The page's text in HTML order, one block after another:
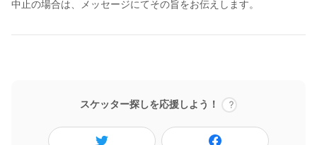
中止の場合は、メッセージにてその旨をお伝えします。
スケッター探しを応援しよう！